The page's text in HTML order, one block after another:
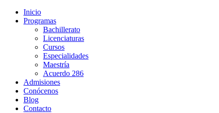
Inicio
Programas
Bachillerato
Licenciaturas
Cursos
Especialidades
Maestría
Acuerdo 286
Admisiones
Conócenos
Blog
Contacto